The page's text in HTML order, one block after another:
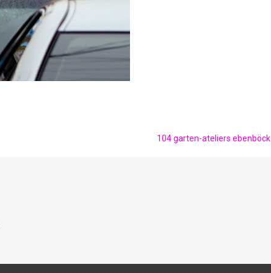
104 garten-ateliers